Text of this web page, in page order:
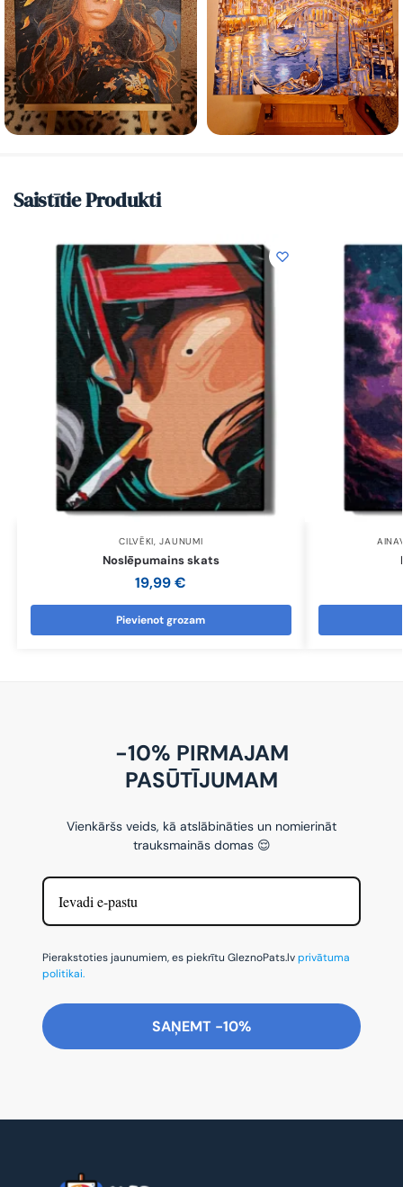
Saistītie Produkti
CILVĒKI,JAUNUMI
Noslēpumains skats
19,99€
Pievienot grozam
-10% PIRMAJAM
PASŪTĪJUMAM
Vienkāršs veids, kā atslābināties un nomierināt
trauksmainās domas 😌
Pierakstoties jaunumiem, es piekrītu GleznoPats.lvprivātuma
politikai.
SAŅEMT -10%